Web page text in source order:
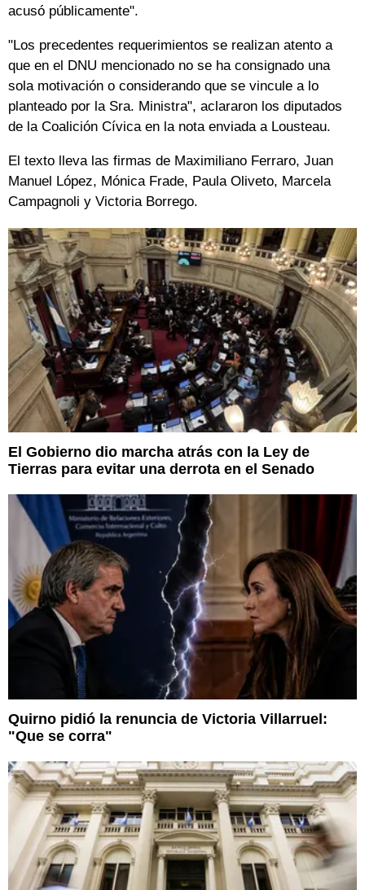
acusó públicamente".
"Los precedentes requerimientos se realizan atento a
que en el DNU mencionado no se ha consignado una
sola motivación o considerando que se vincule a lo
planteado por la Sra. Ministra", aclararon los diputados
de la Coalición Cívica en la nota enviada a Lousteau.
El texto lleva las firmas de Maximiliano Ferraro, Juan
Manuel López, Mónica Frade, Paula Oliveto, Marcela
Campagnoli y Victoria Borrego.
El Gobierno dio marcha atrás con la Ley de
Tierras para evitar una derrota en el Senado
Quirno pidió la renuncia de Victoria Villarruel:
"Que se corra"